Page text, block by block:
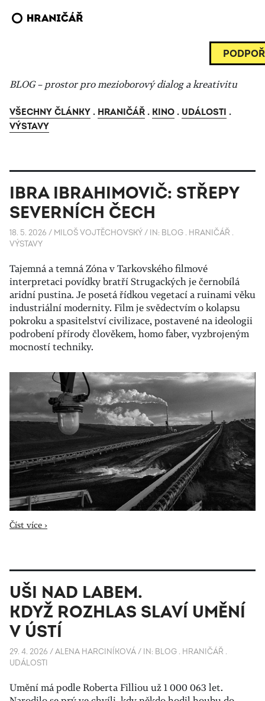
BLOG – prostor pro mezioborový dialog a kreativitu
VŠECHNY ČLÁNKY . HRANIČÁŘ . KINO . UDÁLOSTI .
VÝSTAVY
IBRA IBRAHIMOVIČ: STŘEPY
SEVERNÍCH ČECH
18. 5. 2026 / MILOŠ VOJTĚCHOVSKÝ/ IN: BLOG . HRANIČÁŘ .
VÝSTAVY
Tajemná a temná Zóna v Tarkovského filmové
interpretaci povídky bratří Strugackých je černobílá
aridní pustina. Je posetá řídkou vegetací a ruinami věku
industriální modernity. Film je svědectvím o kolapsu
pokroku a spasitelství civilizace, postavené na ideologii
podrobení přírody člověkem, homo faber, vyzbrojeným
mocností techniky.
Číst více ›
UŠI NAD LABEM.
KDYŽ ROZHLAS SLAVÍ UMĚNÍ
V ÚSTÍ
29. 4. 2026 /ALENA HARCINÍKOVÁ/ IN: BLOG . HRANIČÁŘ .
UDÁLOSTI
Umění má podle Roberta Filliou už 1 000 063 let.